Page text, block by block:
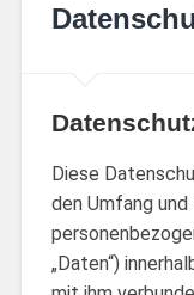
Diese
den Umfang
„Daten“)